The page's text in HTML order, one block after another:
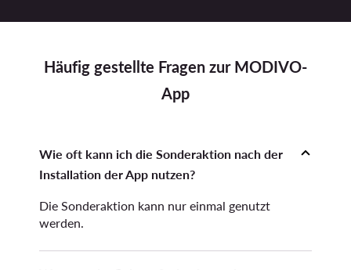
Häufig gestellte Fragen zur MODIVO-
App
Wie oft kann ich die Sonderaktion nach der
Installation der App nutzen?
Die Sonderaktion kann nur einmal genutzt
werden.